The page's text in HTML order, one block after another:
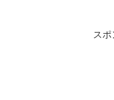
スポ